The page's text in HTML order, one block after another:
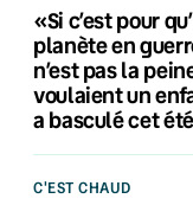
«Si c’est pour
planète en
n’est pas la
voulaient un
a basculé cet été
C'EST CHAUD